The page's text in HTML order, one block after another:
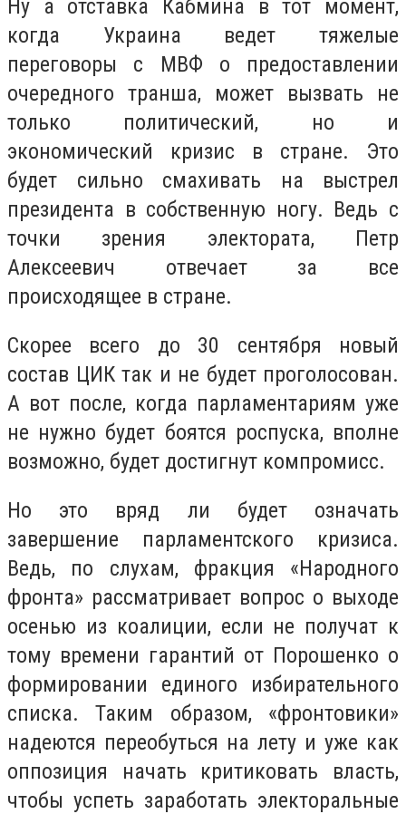
Ну а отставка Кабмина в тот момент,
когда Украина ведет тяжелые
переговоры с МВФ о предоставлении
очередного транша, может вызвать не
только политический, но и
экономический кризис в стране. Это
будет сильно смахивать на выстрел
президента в собственную ногу. Ведь с
точки зрения электората, Петр
Алексеевич отвечает за все
происходящее в стране.
Скорее всего до 30 сентября новый
состав ЦИК так и не будет проголосован.
А вот после, когда парламентариям уже
не нужно будет боятся роспуска, вполне
возможно, будет достигнут компромисс.
Но это вряд ли будет означать
завершение парламентского кризиса.
Ведь, по слухам, фракция «Народного
фронта» рассматривает вопрос о выходе
осенью из коалиции, если не получат к
тому времени гарантий от Порошенко о
формировании единого избирательного
списка. Таким образом, «фронтовики»
надеются переобуться на лету и уже как
оппозиция начать критиковать власть,
чтобы успеть заработать электоральные